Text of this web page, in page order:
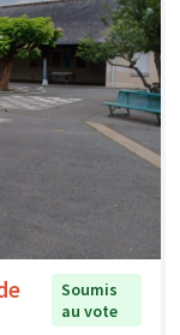
Soumis
au vote